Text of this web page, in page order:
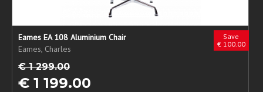
Save
€ 100.00
Eames EA 108 Aluminium Chair
Eames, Charles
€ 1 299.00
€ 1 199.00